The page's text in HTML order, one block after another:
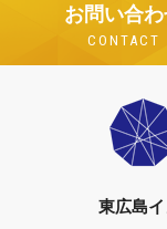
お問い合
CONTACT
東広島